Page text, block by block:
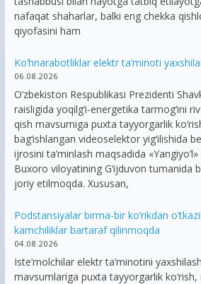
nafaqat shaharlar, balki eng chekka
qiyofasini ham
Ko’hnarabotliklar elektr ta’minoti
06.08.2026
O‘zbekiston Respublikasi Prezidenti
raisligida yoqilg‘i-energetika tarmog‘ini
qish mavsumiga puxta tayyorgarlik
bag‘ishlangan videoselektor yig‘ilishida
ijrosini ta’minlash maqsadida
Buxoro viloyatining G‘ijduvon tumanida
joriy etilmoqda. Xususan,
Podstansiyalar birma-bir ko’rikdan
kamchiliklar bartaraf qilinmoqda
04.08.2026
Iste’molchilar elektr ta’minotini
mavsumlariga puxta tayyorgarlik